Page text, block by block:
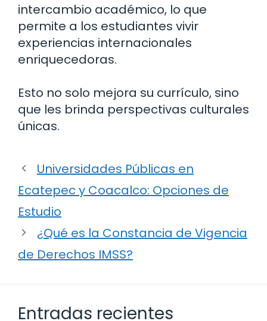
intercambio académico, lo que
permite a los estudiantes vivir
experiencias internacionales
enriquecedoras.
Esto no solo mejora su currículo, sino
que les brinda perspectivas culturales
únicas.
Universidades Públicas en
Ecatepec y Coacalco: Opciones de
Estudio
¿Qué es la Constancia de Vigencia
de Derechos IMSS?
Entradas recientes